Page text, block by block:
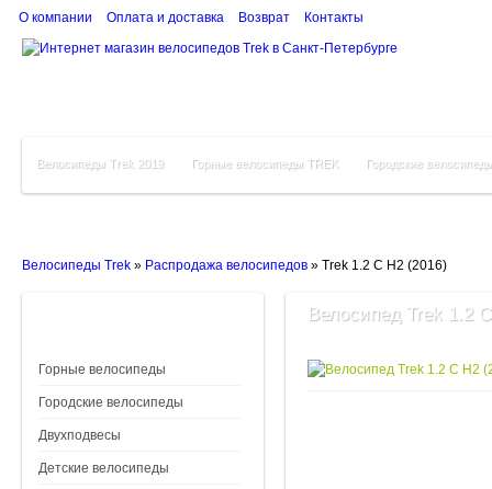
О компании Оплата и доставка Возврат Контакты
Велосипеды Trek 2019 Горные велосипеды TREK Городские
Велосипеды Trek » Распродажа велосипедов » Trek 1.2 C H2 (2016)
Горные велосипеды
Городские велосипеды
Двухподвесы
Детские велосипеды
Велосипед Trek 1.2